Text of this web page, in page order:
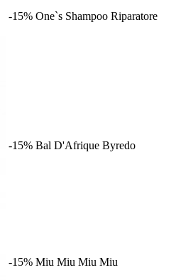
-15% One`s Shampoo Riparatore
-15% Bal D'Afrique Byredo
-15% Miu Miu Miu Miu